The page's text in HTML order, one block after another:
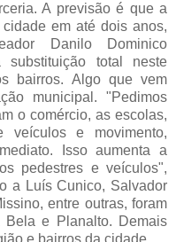
A previsão é que a
em até dois anos,
Danilo Dominico
substituição total neste
bairros. Algo que vem
municipal. "Pedimos
o comércio, as escolas,
veículos e movimento,
Isso aumenta a
pedestres e veículos",
a Luís Cunico, Salvador
entre outras, foram
e Planalto. Demais